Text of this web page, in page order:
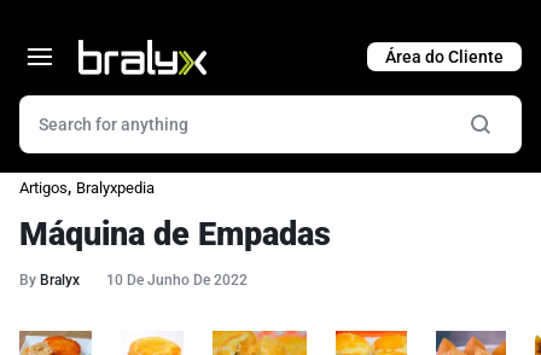
Artigos, Bralyxpedia
Máquina de Empadas
By Bralyx 10 De Junho De 2022